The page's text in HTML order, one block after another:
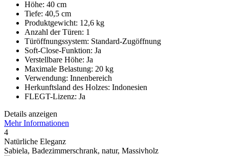
Höhe: 40 cm
Tiefe: 40,5 cm
Produktgewicht: 12,6 kg
Anzahl der Türen: 1
Türöffnungssystem: Standard-Zugöffnung
Soft-Close-Funktion: Ja
Verstellbare Höhe: Ja
Maximale Belastung: 20 kg
Verwendung: Innenbereich
Herkunftsland des Holzes: Indonesien
FLEGT-Lizenz: Ja
Details anzeigen
Mehr Informationen
4
Natürliche Eleganz
Sabiela, Badezimmerschrank, natur, Massivholz